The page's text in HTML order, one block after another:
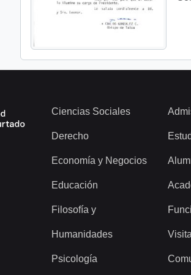
Ciencias Sociales
Derecho
Economía y Negocios
Educación
Filosofía y
Humanidades
Psicología